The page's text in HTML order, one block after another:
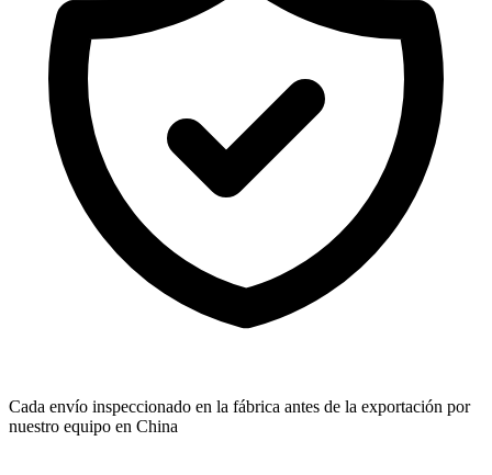
Cada envío inspeccionado en la fábrica antes de la exportación por
nuestro equipo en China